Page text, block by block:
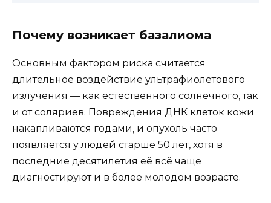
Почему возникает базалиома
Основным фактором риска считается
длительное воздействие ультрафиолетового
излучения — как естественного солнечного, так
и от соляриев. Повреждения ДНК клеток кожи
накапливаются годами, и опухоль часто
появляется у людей старше 50 лет, хотя в
последние десятилетия её всё чаще
диагностируют и в более молодом возрасте.